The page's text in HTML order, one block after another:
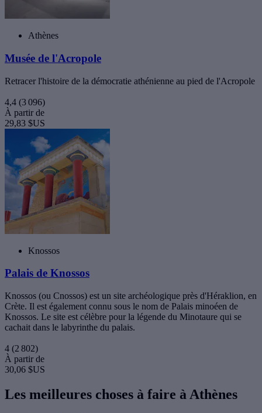
Athènes
Musée de l'Acropole
Retracer l'histoire de la démocratie athénienne au pied de l'Acropole
4,4 (3 096)
À partir de
29,83 $US
Knossos
Palais de Knossos
Knossos (ou Cnossos) est un site archéologique près d'Héraklion, en
Crète. Il est également connu sous le nom de Palais minoéen de
Knossos. Le site est célèbre pour la légende du Minotaure qui se
cachait dans le labyrinthe du palais.
4 (2 802)
À partir de
30,06 $US
Les meilleures choses à faire à Athènes